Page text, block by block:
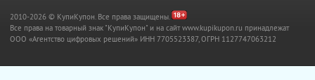
2010-2026 © КупиКупон. Все права защищены.
Все права на товарный знак "КупиКупон" и на сайт www.kupikupon.ru принадлежат
OOO «Агентство цифровых решений» ИНН 7705523387, ОГРН 1127747063212